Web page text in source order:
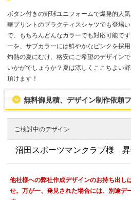
ボタン付きの野球ユニフォームで爆発的人
華プリントのプラクティスシャツでも登場
で、もちろんどんなカラーでも対応可能で
ーを、サブカラーには鮮やかなピンクを採
灼熱の夏にむけ、格安にご希望のデザイン
いかがでしょうか？夏は涼しくここちよい
頂けます！
無料御見積、デザイン制作依頼
ご検討中のデザイン
他社様への弊社作成デザインのお持ち出し
せ。万が一、発見された場合には、別途デ